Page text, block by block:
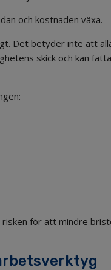
och kostnaden växa.
Det betyder inte att
skick och kan
för att mindre